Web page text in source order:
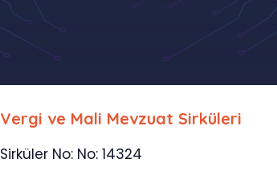
Vergi ve Mali Mevzuat Sirküleri
Sirküler No: No: 14324